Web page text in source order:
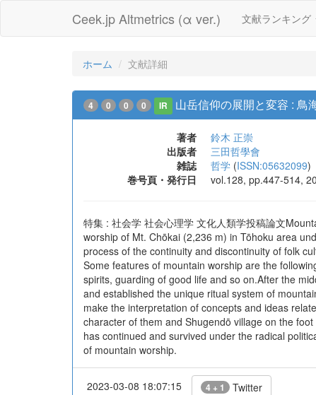
Ceek.jp Altmetrics (α ver.) 文献ランキング
ホーム 文献詳細
4 0 0 0 IR 山岳信仰の展開と変容 : 鳥
著者
鈴木 正崇
出版者
三田哲學會
雑誌
哲学 (ISSN:05632099)
巻号頁・発行日
vol.128, pp.447-514,
特集 : 社会学 社会心理学 文化人類学投稿論文
worship of Mt. Chōkai (2,236 m) in Tōhoku area
process of the continuity and discontinuity of folk
Some features of mountain worship are the
spirits, guarding of good life and so on.After the
and established the unique ritual system of
make the interpretation of concepts and ideas
character of them and Shugendō village on the
has continued and survived under the radical
of mountain worship.
2023-03-08 18:07:15 4 + 1 Twitter